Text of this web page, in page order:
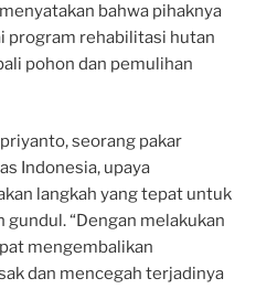
bahwa pihaknya
program rehabilitasi hutan
pohon dan pemulihan
seorang pakar
Indonesia, upaya
langkah yang tepat untuk
“Dengan melakukan
mengembalikan
dan mencegah terjadinya